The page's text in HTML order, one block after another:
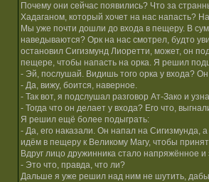
Почему они сейчас появились? Что за
Хадаганом, который хочет на нас напасть?
Мы уже почти дошли до входа в пещеру. В
наведываются? Орк на нас смотрел, будто
остановил Сигизмунд Лиоретти, может, он
пещере, чтобы напасть на орка. Я решил
- Эй, послушай. Видишь того орка у входа?
- Да, вижу, боится, наверное.
- Так вот, я подслушал разговор Ат-Зако и
- Тогда что он делает у входа? Его что,
Я решил ещё более подыграть:
- Да, его наказали. Он напал на Сигизмунда,
идём в пещеру к Великому Магу, чтобы
Вдруг лицо дружинника стало напряжённое
- Это что, правда, что ли?
Дальше я уже решил над ним не шутить,